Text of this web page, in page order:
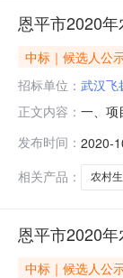
恩平市2020
中标｜候选人公
招标单位： 武汉飞
正文内容： 一、项
货物类
周晓、
发布时间： 2020-
相关产品：
农村
恩平市2020
中标｜候选人公